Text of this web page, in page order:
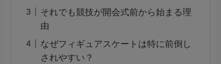
それでも競技が開会式前から始まる理
由
なぜフィギュアスケートは特に前倒し
されやすい？